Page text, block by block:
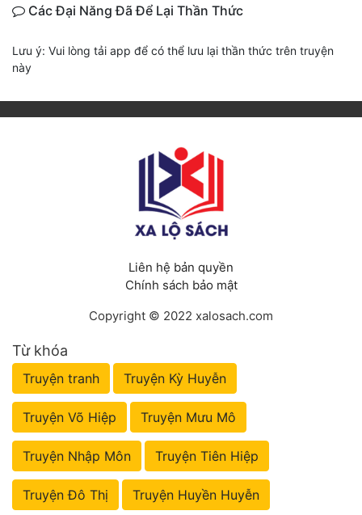
Các Đại Năng Đã Để Lại Thần Thức
Lưu ý: Vui lòng tải app để có thể lưu lại thần thức trên truyện
này
Liên hệ bản quyền
Chính sách bảo mật
Copyright © 2022 xalosach.com
Từ khóa
Truyện tranh Truyện Kỳ Huyễn
Truyện Võ Hiệp Truyện Mưu Mô
Truyện Nhập Môn Truyện Tiên Hiệp
Truyện Đô Thị Truyện Huyền Huyễn